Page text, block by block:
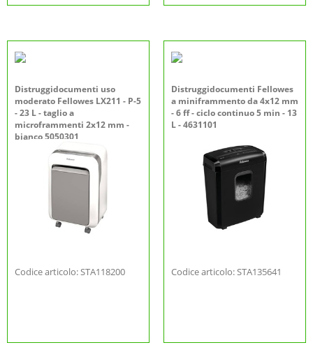
Distruggidocumenti uso
moderato Fellowes LX211 - P-5
- 23 L - taglio a
microframmenti 2x12 mm -
bianco 5050301
Codice articolo: STA118200
Distruggidocumenti Fellowes
a miniframmento da 4x12 mm
- 6 ff - ciclo continuo 5 min - 13
L - 4631101
Codice articolo: STA135641